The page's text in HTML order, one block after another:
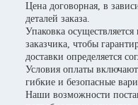
Цена договорная, в
деталей заказа.
Упаковка
заказчика, чтобы
доставки определяется
Условия оплаты
гибкие и безопасные
Наши возможности